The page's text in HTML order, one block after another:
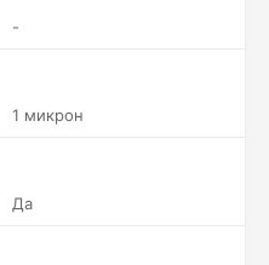
-
1 микрон
Да